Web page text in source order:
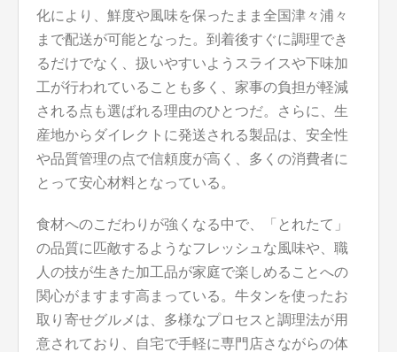
化により、鮮度や風味を保ったまま全国津々浦々
まで配送が可能となった。到着後すぐに調理でき
るだけでなく、扱いやすいようスライスや下味加
工が行われていることも多く、家事の負担が軽減
される点も選ばれる理由のひとつだ。さらに、生
産地からダイレクトに発送される製品は、安全性
や品質管理の点で信頼度が高く、多くの消費者に
とって安心材料となっている。
食材へのこだわりが強くなる中で、「とれたて」
の品質に匹敵するようなフレッシュな風味や、職
人の技が生きた加工品が家庭で楽しめることへの
関心がますます高まっている。牛タンを使ったお
取り寄せグルメは、多様なプロセスと調理法が用
意されており、自宅で手軽に専門店さながらの体